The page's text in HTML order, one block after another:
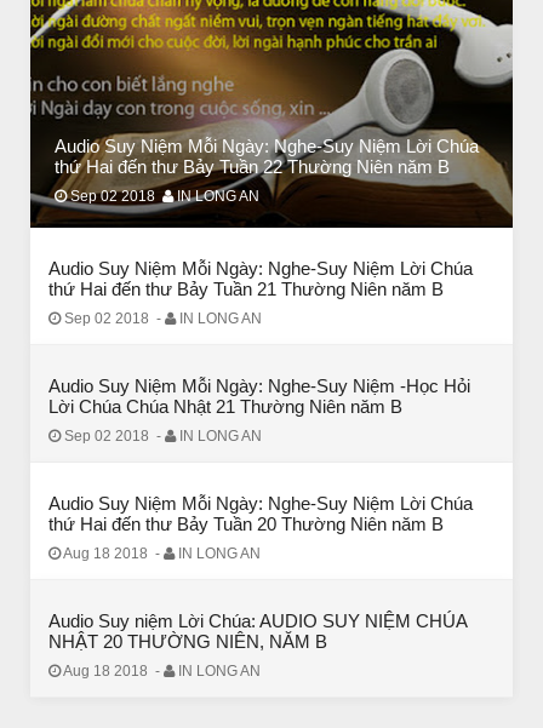
Audio Suy Niệm Mỗi Ngày: Nghe-Suy Niệm Lời Chúa
thứ Hai đến thư Bảy Tuần 22 Thường Niên năm B
Sep 02 2018 IN LONG AN
Audio Suy Niệm Mỗi Ngày: Nghe-Suy Niệm Lời Chúa
thứ Hai đến thư Bảy Tuần 21 Thường Niên năm B
Sep 02 2018 - IN LONG AN
Audio Suy Niệm Mỗi Ngày: Nghe-Suy Niệm -Học Hỏi
Lời Chúa Chúa Nhật 21 Thường Niên năm B
Sep 02 2018 - IN LONG AN
Audio Suy Niệm Mỗi Ngày: Nghe-Suy Niệm Lời Chúa
thứ Hai đến thư Bảy Tuần 20 Thường Niên năm B
Aug 18 2018 - IN LONG AN
Audio Suy niệm Lời Chúa: AUDIO SUY NIỆM CHÚA
NHẬT 20 THƯỜNG NIÊN, NĂM B
Aug 18 2018 - IN LONG AN
BÀI NỔI BẬT
BÀI HỌC LỚN TỪ MỘT EM BÉ
BÀI NỔI BẬT